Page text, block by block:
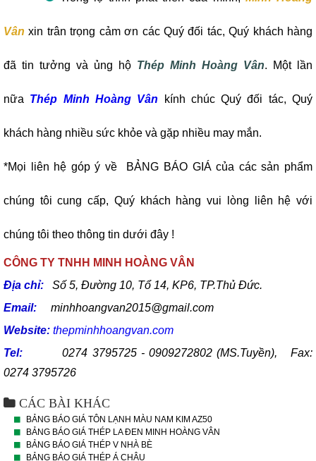
Vân xin trân trọng cảm ơn các Quý đối tác, Quý khách hàng
đã tin tưởng và ủng hộ Thép Minh Hoàng Vân. Một lần
nữa Thép Minh Hoàng Vân kính chúc Quý đối tác, Quý
khách hàng nhiều sức khỏe và gặp nhiều may mắn.
*Mọi liên hệ góp ý về BẢNG BÁO GIÁ của các sản phẩm
chúng tôi cung cấp, Quý khách hàng vui lòng liên hệ với
chúng tôi theo thông tin dưới đây !
CÔNG TY TNHH MINH HOÀNG VÂN
Địa chỉ:
Số 5, Đường 10, Tổ 14, KP6, TP.Thủ Đức.
Email:
minhhoangvan2015@gmail.com
Website: thepminhhoangvan.com
Tel:
0274 3795725 - 0909272802 (MS.Tuyền), Fax:
0274 3795726
CÁC BÀI KHÁC
BẢNG BÁO GIÁ TÔN LẠNH MÀU NAM KIM AZ50
BẢNG BÁO GIÁ THÉP LA ĐEN MINH HOÀNG VÂN
BẢNG BÁO GIÁ THÉP V NHÀ BÈ
BẢNG BÁO GIÁ THÉP Á CHÂU